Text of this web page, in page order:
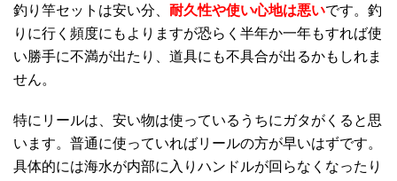
釣り竿セットは安い分、 耐久性や使い心地は悪いです。釣
りに行く頻度にもよりますが恐らく半年か一年もすれば使
い勝手に不満が出たり、道具にも不具合が出るかもしれま
せん。
特にリールは、安い物は使っているうちにガタがくると思
います。普通に使っていればリールの方が早いはずです。
具体的には海水が内部に入りハンドルが回らなくなったり